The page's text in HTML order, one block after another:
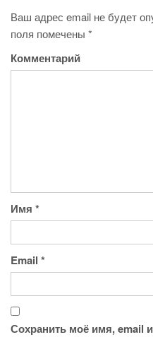
Ваш адрес email не будет
поля помечены *
Комментарий
Имя *
Email *
Сохранить моё имя, email